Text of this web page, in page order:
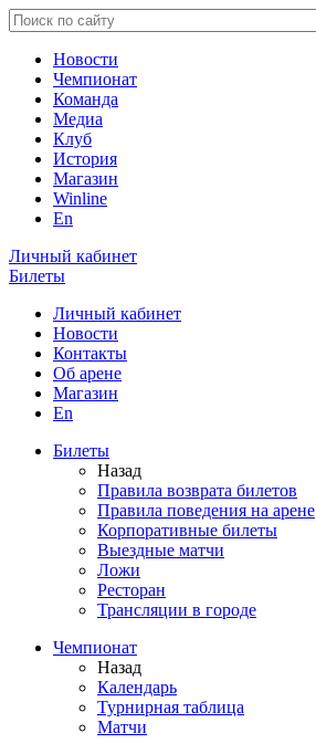
Новости
Чемпионат
Команда
Медиа
Клуб
История
Магазин
Winline
En
Личный кабинет
Билеты
Личный кабинет
Новости
Контакты
Об арене
Магазин
En
Билеты
Назад
Правила возврата билетов
Правила поведения на арене
Корпоративные билеты
Выездные матчи
Ложи
Ресторан
Трансляции в городе
Чемпионат
Назад
Календарь
Турнирная таблица
Матчи